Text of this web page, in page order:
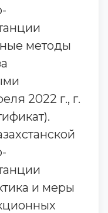
методы
2022 г., г.
и меры